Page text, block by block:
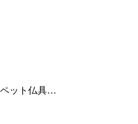
ペット仏具…